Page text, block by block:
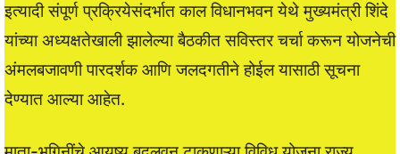
इत्यादी संपूर्ण प्रक्रियेसंदर्भात काल विधानभवन येथे मुख्यमंत्री शिंदे
यांच्या अध्यक्षतेखाली झालेल्या बैठकीत सविस्तर चर्चा करून योजनेची
अंमलबजावणी पारदर्शक आणि जलदगतीने होईल यासाठी सूचना
देण्यात आल्या आहेत.